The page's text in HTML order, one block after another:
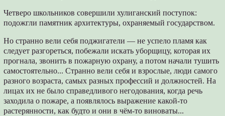
Четверо школьников совершили хулиганский поступок:
подожгли памятник архитектуры, охраняемый государством.
Но странно вели себя поджигатели — не успело пламя как
следует разгореться, побежали искать уборщицу, которая их
прогнала, звонить в пожарную охрану, а потом начали тушить
самостоятельно... Странно вели себя и взрослые, люди самого
разного возраста, самых разных профессий и должностей. На
лицах их не было справедливого негодования, когда речь
заходила о пожаре, а появлялось выражение какой-то
растерянности, как будто и они в чём-то виноваты...